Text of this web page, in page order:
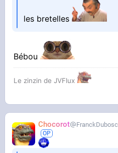
les bretelles
Bébou
Le zinzin de JVFlux
Chocorot FranckDubosc